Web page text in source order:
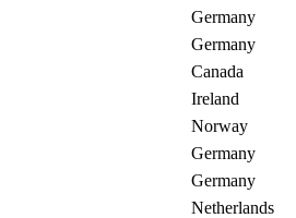
Germany
Germany
Canada
Ireland
Norway
Germany
Germany
Netherlands